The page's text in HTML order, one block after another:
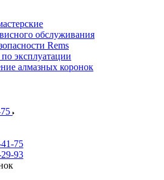
обслуживания
Rems
эксплуатации
алмазных коронок
75
93